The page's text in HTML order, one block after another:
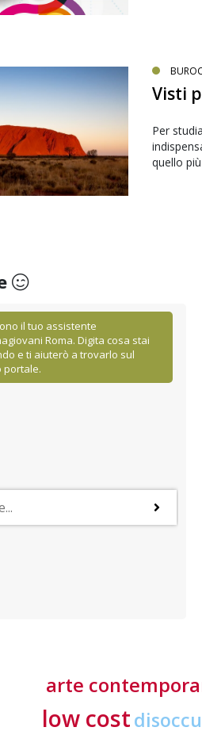
Visti
Per
quello
il tuo assistente
Roma. Digita cosa stai
e ti aiuterò a trovarlo sul
portale.
in Belgio
arte
low cost